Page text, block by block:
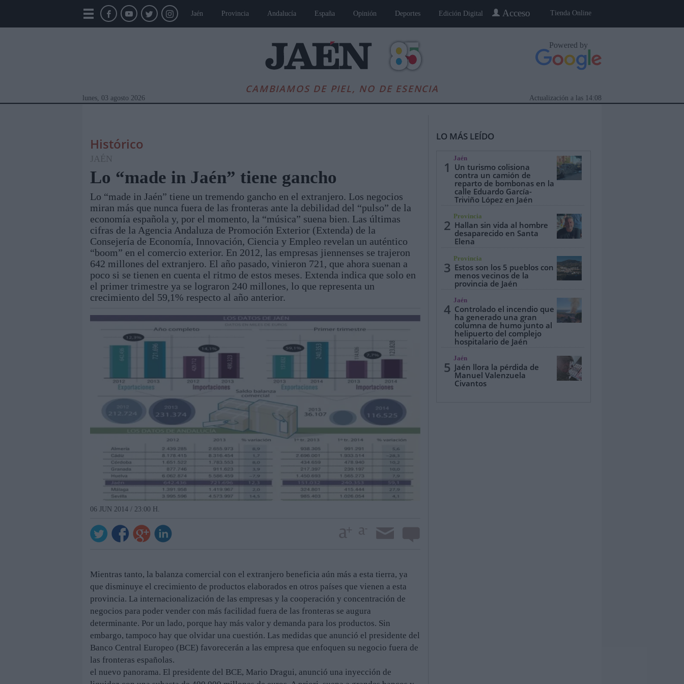
Tienda Online
Acceso
Jaén Provincia Andalucía España Opinión Deportes Edición Digital
CAMBIAMOS DE PIEL, NO DE ESENCIA
Powered by
lunes, 03 agosto 2026 14:08
Actualización a las
Módulos Portada Jaén Provincia Linares Andalucía Internacional Opinión Cultura Deportes Jaén, Pueblo a Pueblo Gente
Histórico
JAÉN
Lo “made in Jaén” tiene gancho
Lo “made in Jaén” tiene un tremendo gancho en el extranjero. Los negocios
miran más que nunca fuera de las fronteras ante la debilidad del “pulso” de la
economía española y, por el momento, la “música” suena bien. Las últimas
cifras de la Agencia Andaluza de Promoción Exterior (Extenda) de la
Consejería de Economía, Innovación, Ciencia y Empleo revelan un auténtico
“boom” en el comercio exterior. En 2012, las empresas jiennenses se trajeron
642 millones del extranjero. El año pasado, vinieron 721, que ahora suenan a
poco si se tienen en cuenta el ritmo de estos meses. Extenda indica que solo en
el primer trimestre ya se lograron 240 millones, lo que representa un
crecimiento del 59,1% respecto al año anterior.
06 JUN 2014 / 23:00 H.
Mientras tanto, la balanza comercial con el extranjero beneficia aún más a esta tierra, ya
que disminuye el crecimiento de productos elaborados en otros países que vienen a esta
provincia. La internacionalización de las empresas y la cooperación y concentración de
negocios para poder vender con más facilidad fuera de las fronteras se augura
determinante. Por un lado, porque hay más valor y demanda para los productos. Sin
embargo, tampoco hay que olvidar una cuestión. Las medidas que anunció el presidente del
Banco Central Europeo (BCE) favorecerán a las empresa que enfoquen su negocio fuera de
las fronteras españolas.
el nuevo panorama. El presidente del BCE, Mario Dragui, anunció una inyección de
LO MÁS LEÍDO
1
Jaén
Un turismo colisiona
contra un camión de
reparto de bombonas en la
calle Eduardo García-
Triviño López en Jaén
2
Provincia
Hallan sin vida al hombre
desaparecido en Santa
Elena
3
Provincia
Estos son los 5 pueblos con
menos vecinos de la
provincia de Jaén
4
Jaén
Controlado el incendio que
ha generado una gran
columna de humo junto al
helipuerto del complejo
hospitalario de Jaén
5
Jaén
Jaén llora la pérdida de
Manuel Valenzuela
Civantos